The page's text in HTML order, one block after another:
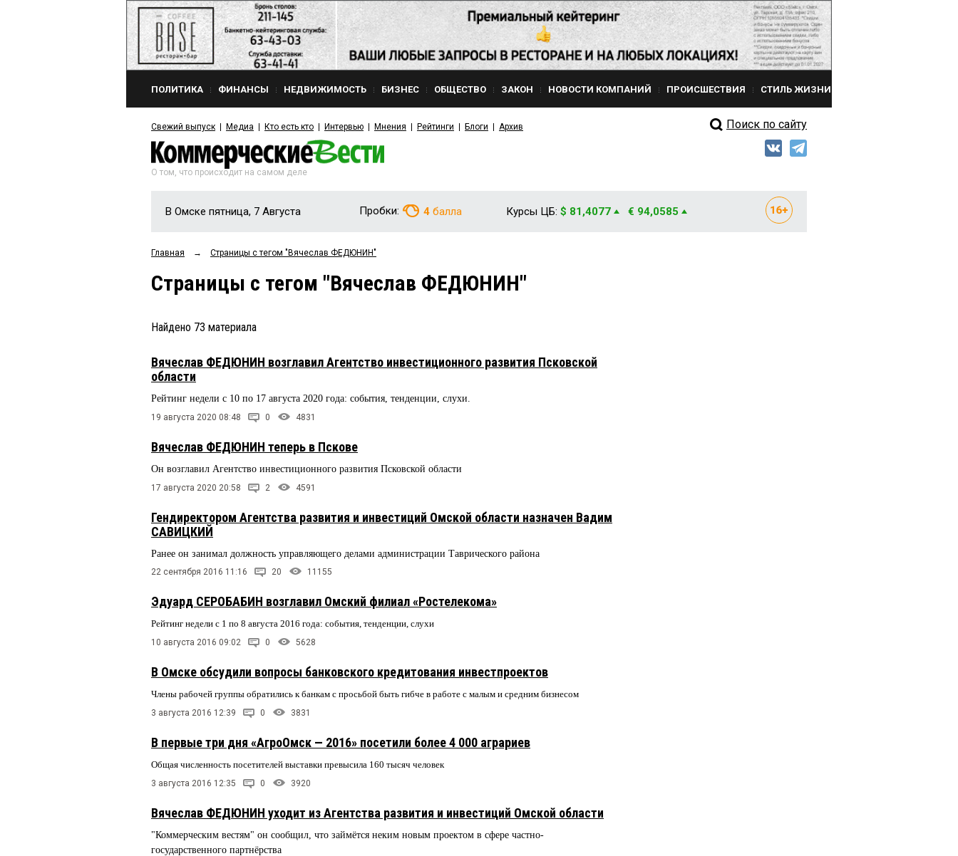
ПОЛИТИКА ФИНАНСЫ НЕДВИЖИМОСТЬ БИЗНЕС ОБЩЕСТВО ЗАКОН НОВОСТИ КОМПАНИЙ ПРОИСШЕСТВИЯ СТИЛЬ ЖИЗНИ
Свежий выпуск Медиа Кто есть кто Интервью Мнения Рейтинги Блоги Архив Поиск по сайту
О том, что происходит на самом деле
В Омске пятница, 7 Августа Пробки: 4 балла Курсы ЦБ: $ 81,4077 € 94,0585
Главная → Страницы c тегом "Вячеслав ФЕДЮНИН"
Страницы c тегом "Вячеслав ФЕДЮНИН"
Найдено 73 материала
Вячеслав ФЕДЮНИН возглавил Агентство инвестиционного развития Псковской
области
Рейтинг недели с 10 по 17 августа 2020 года: события, тенденции, слухи.
19 августа 2020 08:48 0 4831
Вячеслав ФЕДЮНИН теперь в Пскове
Он возглавил Агентство инвестиционного развития Псковской области
17 августа 2020 20:58 2 4591
Гендиректором Агентства развития и инвестиций Омской области назначен Вадим
САВИЦКИЙ
Ранее он занимал должность управляющего делами администрации Таврического района
22 сентября 2016 11:16 20 11155
Эдуард СЕРОБАБИН возглавил Омский филиал «Ростелекома»
Рейтинг недели с 1 по 8 августа 2016 года: события, тенденции, слухи
10 августа 2016 09:02 0 5628
В Омске обсудили вопросы банковского кредитования инвестпроектов
Члены рабочей группы обратились к банкам с просьбой быть гибче в работе с малым и средним бизнесом
3 августа 2016 12:39 0 3831
В первые три дня «АгроОмск — 2016» посетили более 4 000 аграриев
Общая численность посетителей выставки превысила 160 тысяч человек
3 августа 2016 12:35 0 3920
Вячеслав ФЕДЮНИН уходит из Агентства развития и инвестиций Омской области
"Коммерческим вестям" он сообщил, что займётся неким новым проектом в сфере частно-
государственного партнёрства